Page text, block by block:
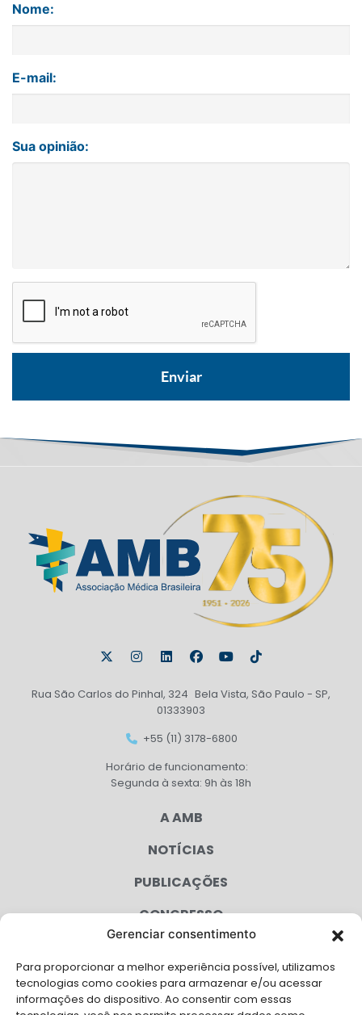
Gerenciar consentimento
Para proporcionar a melhor experiência possível, utilizamos
tecnologias como cookies para armazenar e/ou acessar
informações do dispositivo. Ao consentir com essas
Nome:
E-mail:
Sua opinião:
Rua São Carlos do Pinhal, 324 Bela Vista, São Paulo - SP,
01333903
+55 (11) 3178-6800
Horário de funcionamento:
Segunda à sexta: 9h às 18h
A AMB
NOTÍCIAS
PUBLICAÇÕES
CONGRESSO
CAMPANHAS